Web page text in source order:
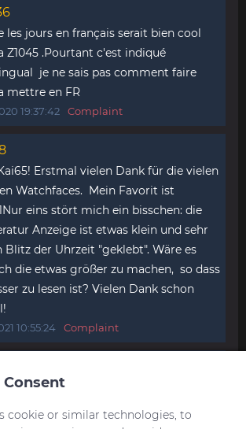
les jours en français serait bien cool
Z1045 .Pourtant c'est indiqué
je ne sais pas comment faire
mettre en FR
19:37:42 Complaint
Erstmal vielen Dank für die vielen
Watchfaces. Mein Favorit ist
eins stört mich ein bisschen: die
Anzeige ist etwas klein und sehr
Blitz der Uhrzeit "geklebt". Wäre es
die etwas größer zu machen, so dass
zu lesen ist? Vielen Dank schon
10:55:24 Complaint
habe dir mal eine PN geschickt
Consent
cookie or similar technologies, to